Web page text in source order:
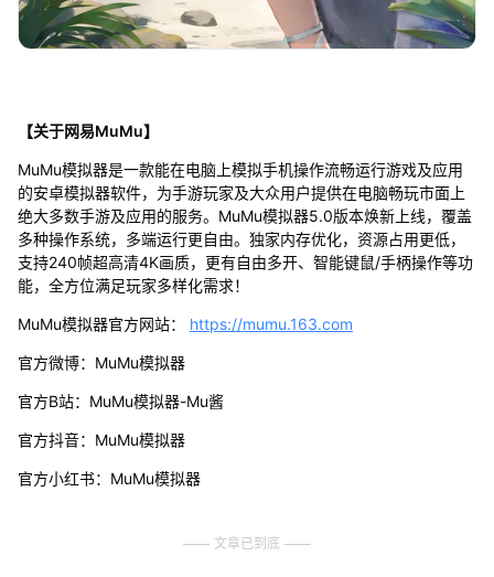
【关于网易MuMu】
MuMu模拟器是一款能在电脑上模拟手机操作流畅运行游戏及应用
的安卓模拟器软件，为手游玩家及大众用户提供在电脑畅玩市面上
绝大多数手游及应用的服务。MuMu模拟器5.0版本焕新上线，覆盖
多种操作系统，多端运行更自由。独家内存优化，资源占用更低，
支持240帧超高清4K画质，更有自由多开、智能键鼠/手柄操作等功
能，全方位满足玩家多样化需求！
MuMu模拟器官方网站： https://mumu.163.com
官方微博：MuMu模拟器
官方B站：MuMu模拟器-Mu酱
官方抖音：MuMu模拟器
官方小红书：MuMu模拟器
文章已到底